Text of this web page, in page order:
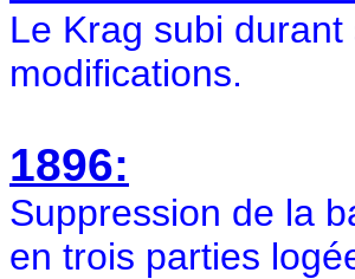
Le Krag subi
modifications.
1896:
Suppression de la
en trois parties